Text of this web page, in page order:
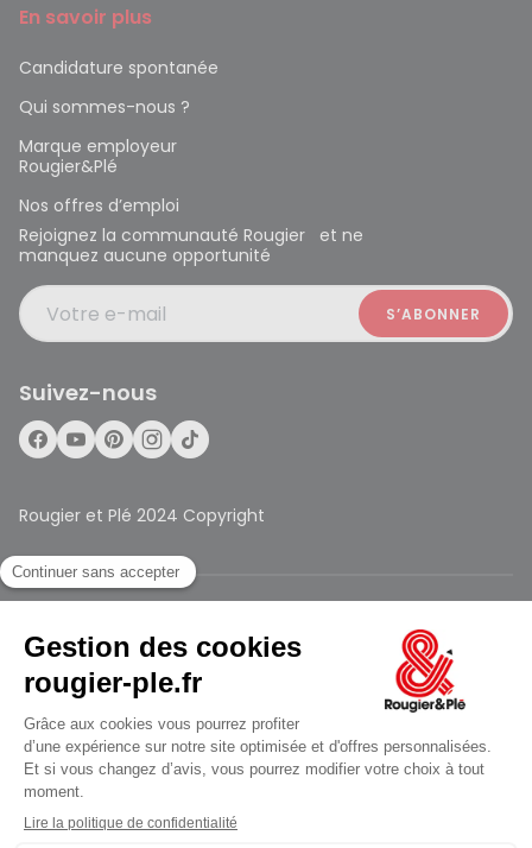
jusqu'au Lundi à 09:30
En savoir plus
Candidature spontanée
Qui sommes-nous ?
Marque employeur
Rougier&Plé
Nos offres d’emploi
Rejoignez la communauté Rougier et ne
manquez aucune opportunité
Votre e-mail
Suivez-nous
Rougier et Plé 2024 Copyright
Mentions légales
Conditions générales des ventes
Données personnelles
Paiement sécurisé
Plan du site